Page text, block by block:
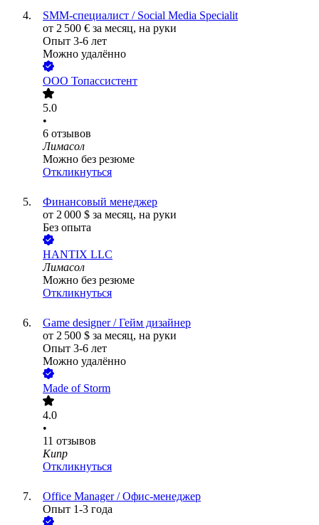
SMM-специалист / Social Media Specialit
от 2 500 € за месяц, на руки
Опыт 3-6 лет
Можно удалённо
ООО Топассистент
5.0
•
6 отзывов
Лимасол
Можно без резюме
Откликнуться
Финансовый менеджер
от 2 000 $ за месяц, на руки
Без опыта
HANTIX LLC
Лимасол
Можно без резюме
Откликнуться
Game designer / Гейм дизайнер
от 2 500 $ за месяц, на руки
Опыт 3-6 лет
Можно удалённо
Made of Storm
4.0
•
11 отзывов
Кипр
Откликнуться
Office Manager / Офис-менеджер
Опыт 1-3 года